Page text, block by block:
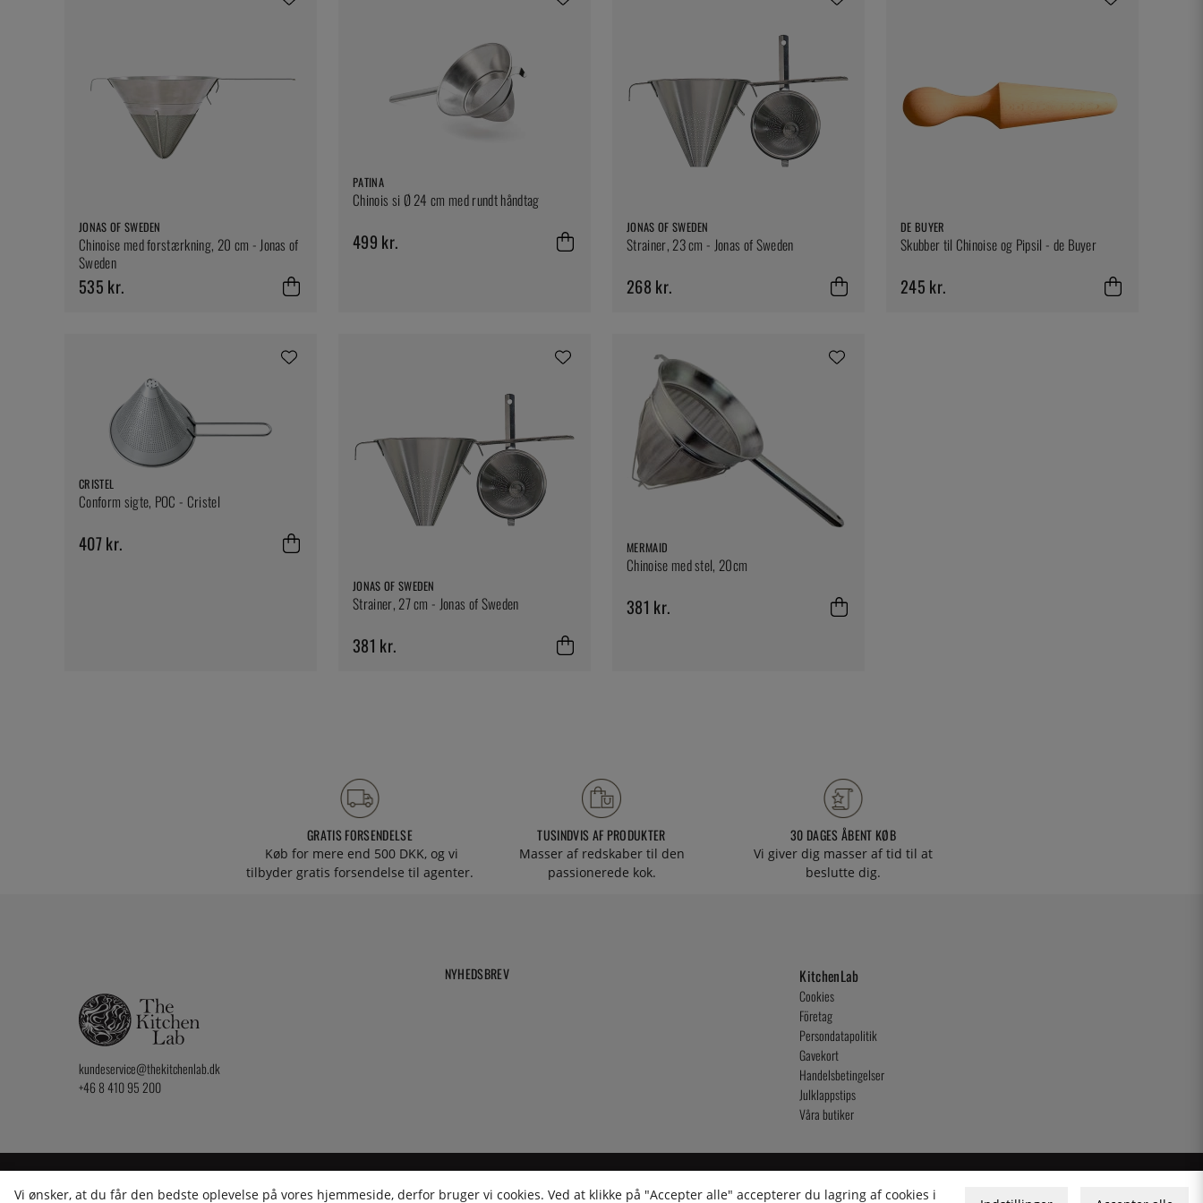
JONAS OF SWEDEN
Chinoise med forstærkning, 20 cm - Jonas of
Sweden
535 kr.
PATINA
Chinois si Ø 24 cm med rundt håndtag
499 kr.
JONAS OF SWEDEN
Strainer, 23 cm - Jonas of Sweden
268 kr.
DE BUYER
Skubber til Chinoise og Pipsil - de Buyer
245 kr.
CRISTEL
Conform sigte, POC - Cristel
407 kr.
JONAS OF SWEDEN
Strainer, 27 cm - Jonas of Sweden
381 kr.
MERMAID
Chinoise med stel, 20cm
381 kr.
GRATIS FORSENDELSE
Køb for mere end 500 DKK, og vi
tilbyder gratis forsendelse til agenter.
TUSINDVIS AF PRODUKTER
Masser af redskaber til den
passionerede kok.
30 DAGES ÅBENT KØB
Vi giver dig masser af tid til at
beslutte dig.
kundeservice@thekitchenlab.dk
+46 8 410 95 200
NYHEDSBREV KitchenLab
Cookies
Företag
Persondatapolitik
Gavekort
Handelsbetingelser
Julklappstips
Våra butiker
2026 KitchenLab AB
Vi ønsker, at du får den bedste oplevelse på vores hjemmeside, derfor bruger vi cookies. Ved at klikke på "Accepter alle" accepterer du lagring af cookies i